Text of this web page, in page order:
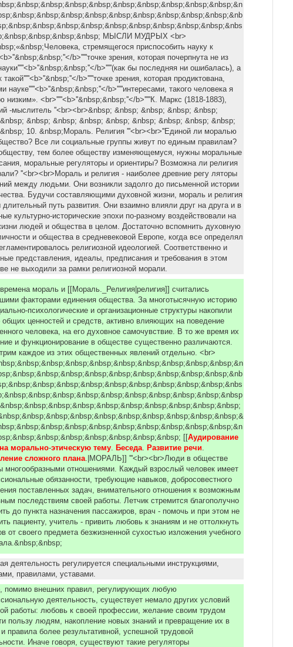
МЫСЛИ МУДРЫХ <br>
стремящегося приспособить науку к
b>'''''точке зрения, которая почерпнута не из
b>'''''(как бы последняя ни ошибалась), а
такой'''''<b>''&nbsp;''</b>'''''точке зрения, которая продиктована,
науке'''''<b>''&nbsp;&nbsp;''</b>'''''интересами, тaкoгo человека я
низким». <br>'''''<b>''&nbsp;&nbsp;''</b>'''''К. Маркс (1818-1883),
-мыслитель ''<br><br>&nbsp; &nbsp; &nbsp; &nbsp; &nbsp;
&nbsp; &nbsp; &nbsp; &nbsp; &nbsp; &nbsp; &nbsp; &nbsp;
10. &nbsp;Мораль. Религия '''<br><br>''Единой ли моралью
Все ли социальные группы живут по единым правилам?
тем более обществу изменяющемуся, нужны мoральные
моральные регуляторы и ориентиры? Возможна ли религия
''<br><br>Мораль и религия - наиболее древние peгу ляторы
между людьми. Они возникли задолго до письменной истории
Будучи составляющими духовной жизни, мораль и религия
путь развития. Они взаимно влияли друг на друга и в
культурно-исторические эпохи по-разному воздействовали на
людей и общества в целом. Дocтaточно вспомнить духовную
и общества в средневековой Европе, когда все определял
религиозной идеологией. Соответственно и
представления, идеалы, предписания и требования в этом
не выходили за рамки религиозной морали.
мораль и [[Мораль._Религия|религия]] считались
факторами единения общества. За многотысячную историю
психологические и организационные структуры накопили
общих ценностей и средств, aктивно влияющих на поведение
человека, на eгo духовное самочувствие. В то же время их
и функционирование в обществе существенно различаются.
каждое из этих общественных явлений отдельно. <br>
[[ Аудирование
на морально-этическую тему. Беседа. Развитие речи.
сложного плана.|МОРАЛЬ]] '''<br><br>Люди в обществе
многообразными отношениями. Каждый взрослый человек имеет
обязанности, требующие навыков, добросовестного
поставленных задач, внимательного отношения к возможным
последствиям своей работы. Летчик стремится благополучно
до пункта назначения пассажиров, врач - помочь и при этом не
пациенту, учитель - привить любовь к знаниям и не оттолкнуть
от cвoeгo предмета безжизненной cуxoстью изложения учебного
деятельность регулируется специальными инструкциями,
правилами, уставами.
помимо внешних правил, регулирующих любую
деятельность, существует немало других условий
работы: любовь к своей профессии, желание своим трудом
пользу людям, накопление новых знаний и превращение их в
правила более результативной, успешной трудовой
Иначе говоря, существуют такие регуляторы